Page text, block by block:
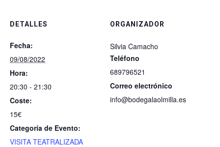
DETALLES
Fecha:
09/08/2022
Hora:
20:30 - 21:30
Coste:
15€
Categoría de Evento:
VISITA TEATRALIZADA
ORGANIZADOR
Silvia Camacho
Teléfono
689796521
Correo electrónico
info@bodegalaolmilla.es